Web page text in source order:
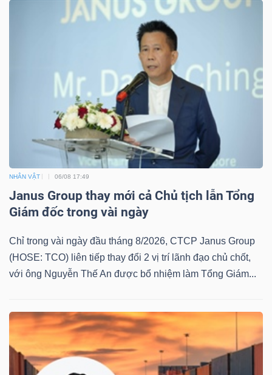
NHÂN VẬT 06/08 17:49
Janus Group thay mới cả Chủ tịch lẫn Tổng
Giám đốc trong vài ngày
Chỉ trong vài ngày đầu tháng 8/2026, CTCP Janus Group
(HOSE: TCO) liên tiếp thay đổi 2 vị trí lãnh đạo chủ chốt,
với ông Nguyễn Thế An được bổ nhiệm làm Tổng Giám...
TRUYỀN
TIỆN
ÍCH
Mã
chứng
khoán